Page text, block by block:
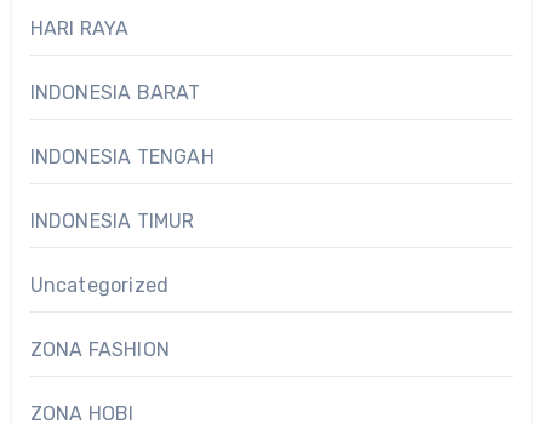
HARI RAYA
INDONESIA BARAT
INDONESIA TENGAH
INDONESIA TIMUR
Uncategorized
ZONA FASHION
ZONA HOBI